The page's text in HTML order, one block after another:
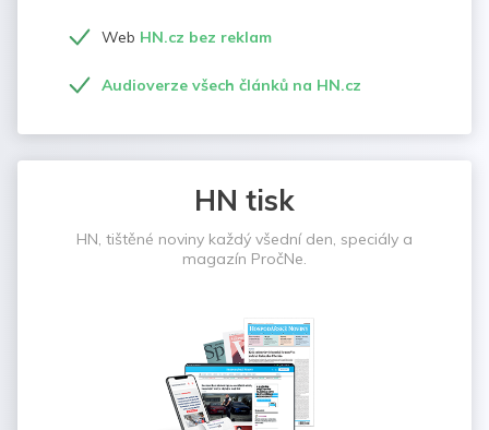
Web HN.cz bez reklam
Audioverze všech článků na HN.cz
HN tisk
HN, tištěné noviny každý všední den, speciály a
magazín PročNe.